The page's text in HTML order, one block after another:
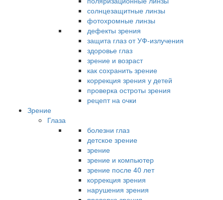
солнцезащитные линзы
фотохромные линзы
дефекты зрения
защита глаз от УФ-излучения
здоровье глаз
зрение и возраст
как сохранить зрение
коррекция зрения у детей
проверка остроты зрения
рецепт на очки
Зрение
Глаза
болезни глаз
детское зрение
зрение
зрение и компьютер
зрение после 40 лет
коррекция зрения
нарушения зрения